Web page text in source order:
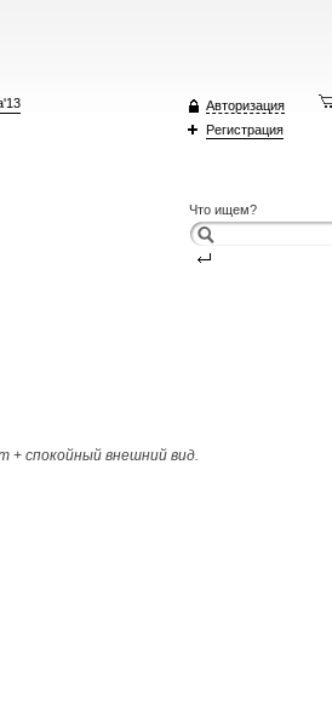
Авторизация
Регистрация
Что ищем?
+ спокойный внешний вид.